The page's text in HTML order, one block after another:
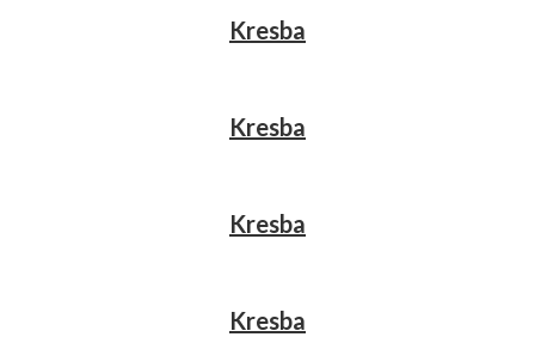
Kresba
Kresba
Kresba
Kresba